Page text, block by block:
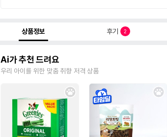
상품정보 후기 2
Ai가 추천 드려요
우리 아이를 위한 맞춤 취향 저격 상품